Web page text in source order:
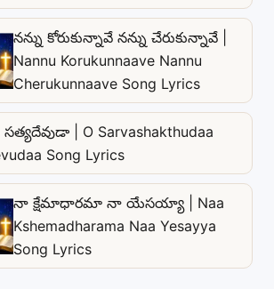
నన్ను కోరుకున్నావే నన్ను చేరుకున్నావే |
Nannu Korukunnaave Nannu
Cherukunnaave Song Lyrics
| O Sarvashakthudaa
Song Lyrics
నా క్షేమాధారమా నా యేసయ్యా | Naa
Kshemadharama Naa Yesayya
Song Lyrics